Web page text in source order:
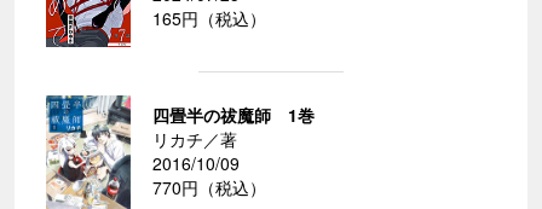
165円（税込）
四畳半の祓魔師 1巻
リカチ／著
2016/10/09
770円（税込）